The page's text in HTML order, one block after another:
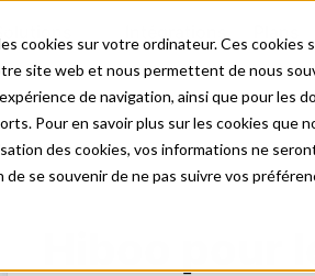
cookies sur votre ordinateur. Ces
site web et nous permettent de nous
de navigation, ainsi que pour les
Pour en savoir plus sur les cookies
des cookies, vos informations ne
se souvenir de ne pas suivre vos